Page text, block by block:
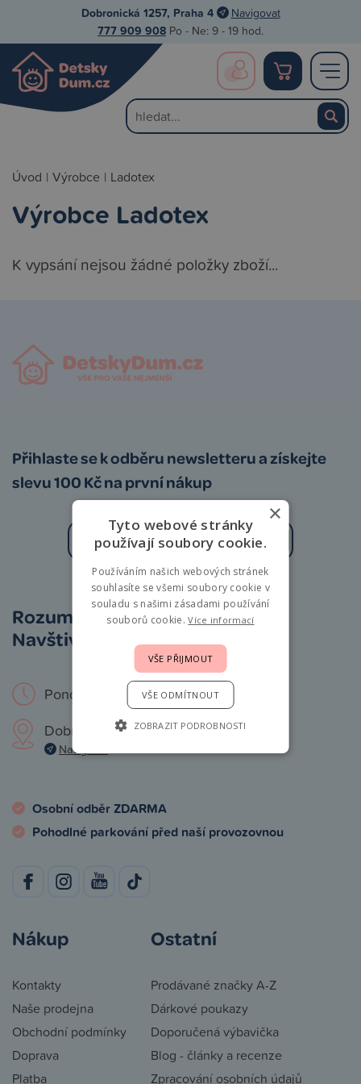
Dobronická 1257, Praha 4 Navigovat
777 909 908 Po - Ne: 9 - 19 hod.
Úvod | Výrobce | Ladotex
Výrobce Ladotex
K vypsání nejsou žádné položky zboží...
Přihlaste se k odběru newsletteru a získejte
slevu 100 Kč na první nákup
Zásady zpracování osobních údajů
Rozumíme vám i miminkům.
Navštivte nás osobně!
Pondělí – Neděle: 9 – 19 hod.
Dobronická 1257, Praha 4
Navigovat
Osobní odběr ZDARMA
Pohodlné parkování před naší provozovnou
Nákup
Kontakty
Naše prodejna
Obchodní podmínky
Doprava
Platba
Ostatní
Prodávané značky A-Z
Dárkové poukazy
Doporučená výbavička
Blog - články a recenze
Zpracování osobních údajů
×
Tyto webové stránky
používají soubory cookie.
Používáním našich webových stránek
souhlasíte se všemi soubory cookie v
souladu s našimi zásadami používání
souborů cookie.Více informací
VŠE PŘIJMOUT
VŠE ODMÍTNOUT
ZOBRAZIT PODROBNOSTI